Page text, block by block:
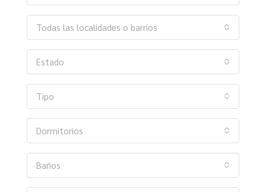
Todas las localidades o barrios
Estado
Tipo
Dormitorios
Baños